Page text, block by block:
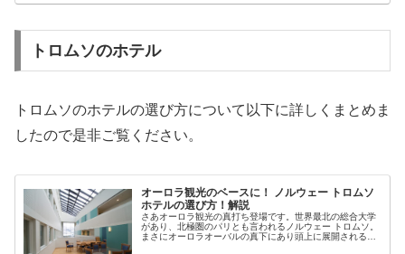
トロムソのホテル
トロムソのホテルの選び方について以下に詳しくまとめま
したので是非ご覧ください。
オーロラ観光のベースに！ ノルウェー トロムソ
ホテルの選び方！解説
さあオーロラ観光の真打ち登場です。世界最北の総合大学
があり、北極圏のパリとも言われるノルウェー トロムソ。
まさにオーロラオーバルの真下にあり頭上に展開されるオ